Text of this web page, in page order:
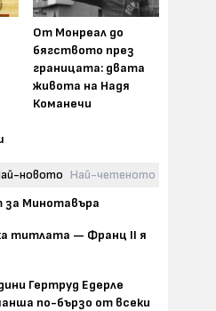
От Монреал до
бягството през
границата: двата
живота на Надя
Команечи
новото Най-четеното
Минотавъра
титлата — Франц II я
Гертруд Едерле
по-бързо от всеки